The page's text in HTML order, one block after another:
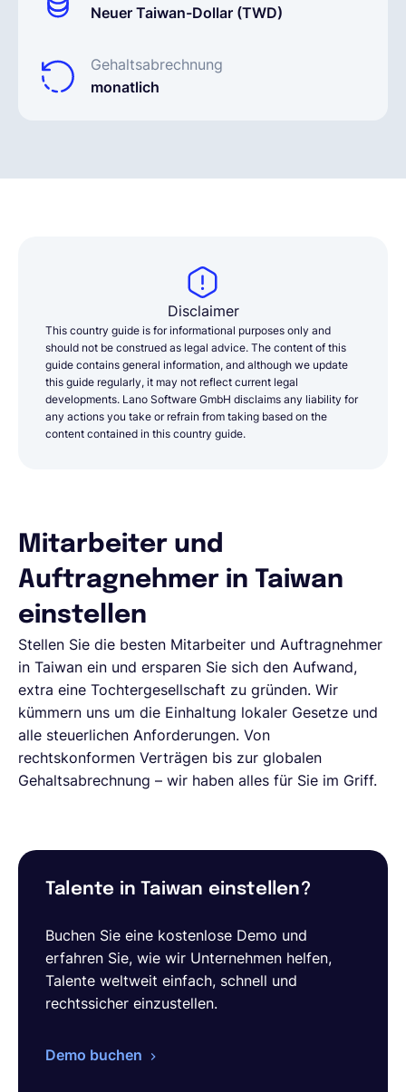
Neuer Taiwan-Dollar (TWD)
Gehaltsabrechnung
monatlich
Disclaimer
This country guide is for informational purposes only and
should not be construed as legal advice. The content of this
guide contains general information, and although we update
this guide regularly, it may not reflect current legal
developments. Lano Software GmbH disclaims any liability for
any actions you take or refrain from taking based on the
content contained in this country guide.
Mitarbeiter und
Auftragnehmer in Taiwan
einstellen
Stellen Sie die besten Mitarbeiter und Auftragnehmer
in Taiwan ein und ersparen Sie sich den Aufwand,
extra eine Tochtergesellschaft zu gründen. Wir
kümmern uns um die Einhaltung lokaler Gesetze und
alle steuerlichen Anforderungen. Von
rechtskonformen Verträgen bis zur globalen
Gehaltsabrechnung – wir haben alles für Sie im Griff.
Talente in Taiwan einstellen?
Buchen Sie eine kostenlose Demo und
erfahren Sie, wie wir Unternehmen helfen,
Talente weltweit einfach, schnell und
rechtssicher einzustellen.
Demo buchen